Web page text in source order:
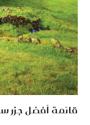
قائمة أفضل جزر